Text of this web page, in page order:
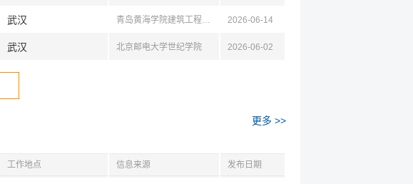
武汉 青岛黄海学院建筑工程学院 2026-06-14
武汉 北京邮电大学世纪学院 2026-06-02
更多 >>
工作地点 信息来源 发布日期